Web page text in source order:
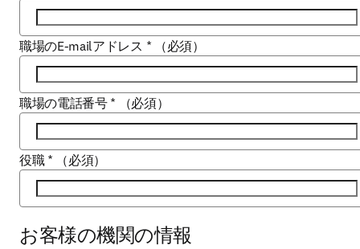
職場のE-mailアドレス * （必須）
職場の電話番号 * （必須）
役職 * （必須）
お客様の機関の情報